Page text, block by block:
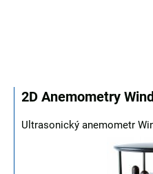
2D Anemometry
Ultrasonický anemometr